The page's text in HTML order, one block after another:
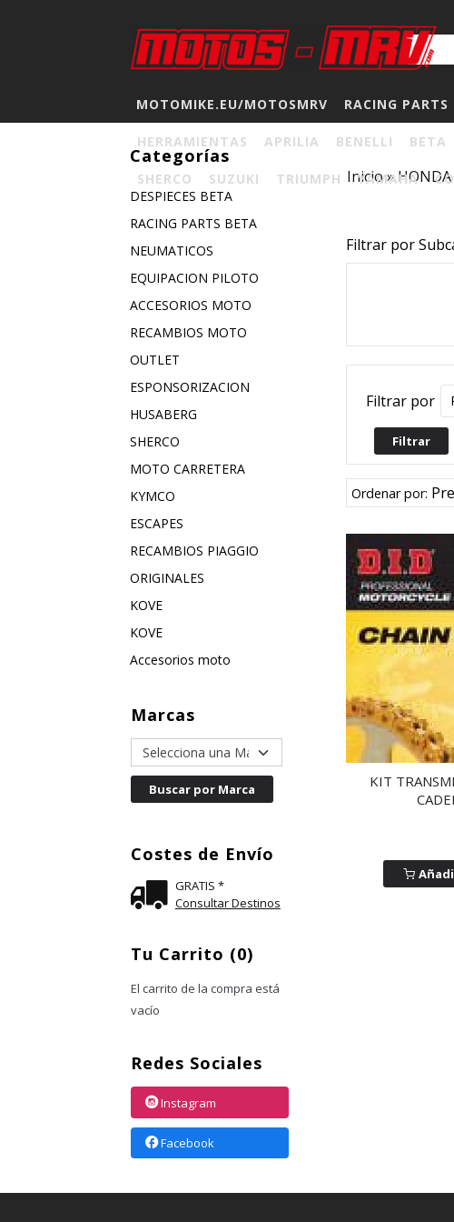
MOTOMIKE.EU/MOTOSMRV RACING PARTS
HERRAMIENTAS APRILIA BENELLI BETA
SHERCO SUZUKI TRIUMPH YAMAHA
Categorías
DESPIECES BETA
RACING PARTS BETA
NEUMATICOS
EQUIPACION PILOTO
ACCESORIOS MOTO
RECAMBIOS MOTO
OUTLET
ESPONSORIZACION
HUSABERG
SHERCO
MOTO CARRETERA
KYMCO
ESCAPES
RECAMBIOS PIAGGIO
ORIGINALES
KOVE
KOVE
Accesorios moto
Marcas
Costes de Envío
GRATIS *
Consultar Destinos
Tu Carrito (0)
El carrito de la compra está
vacío
Redes Sociales
Instagram
Facebook
Inicio»HONDA
Filtrar por
Filtrar por
Ordenar por:
KIT